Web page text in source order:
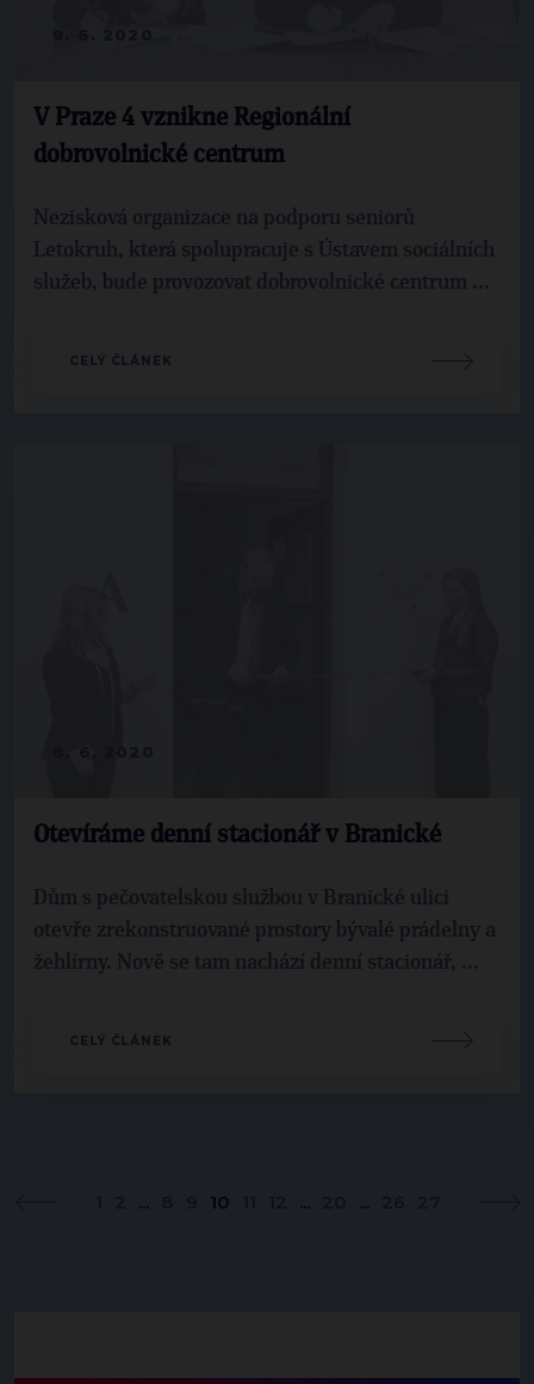
V Praze 4 vznikne Regionální
dobrovolnické centrum
Nezisková organizace na podporu seniorů
Letokruh, která spolupracuje s Ústavem sociálních
služeb, bude provozovat dobrovolnické centrum ...
CELÝ ČLÁNEK
Otevíráme denní stacionář v Branické
Dům s pečovatelskou službou v Branické ulici
otevře zrekonstruované prostory bývalé prádelny a
žehlírny. Nově se tam nachází denní stacionář, ...
CELÝ ČLÁNEK
... 10 ... ...